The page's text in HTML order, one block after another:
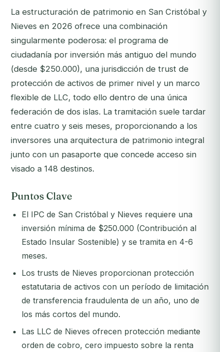
La estructuración de patrimonio en San Cristóbal y
Nieves en 2026 ofrece una combinación
singularmente poderosa: el programa de
ciudadanía por inversión más antiguo del mundo
(desde $250.000), una jurisdicción de trust de
protección de activos de primer nivel y un marco
flexible de LLC, todo ello dentro de una única
federación de dos islas. La tramitación suele tardar
entre cuatro y seis meses, proporcionando a los
inversores una arquitectura de patrimonio integral
junto con un pasaporte que concede acceso sin
visado a 148 destinos.
Puntos Clave
El IPC de San Cristóbal y Nieves requiere una
inversión mínima de $250.000 (Contribución al
Estado Insular Sostenible) y se tramita en 4-6
meses.
Los trusts de Nieves proporcionan protección
estatutaria de activos con un período de limitación
de transferencia fraudulenta de un año, uno de
los más cortos del mundo.
Las LLC de Nieves ofrecen protección mediante
orden de cobro, cero impuesto sobre la renta